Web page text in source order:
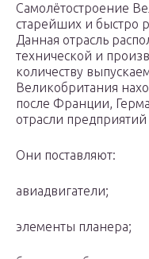
Самолётостроение
старейших и быстро
Данная отрасль
технической и
количеству
Великобритания
после Франции,
отрасли
Они поставляют:
авиадвигатели;
элементы планера;